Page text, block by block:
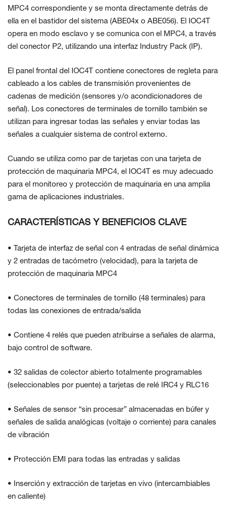
MPC4 correspondiente y se monta directamente detrás de
ella en el bastidor del sistema (ABE04x o ABE056). El IOC4T
opera en modo esclavo y se comunica con el MPC4, a través
del conector P2, utilizando una interfaz Industry Pack (IP).
El panel frontal del IOC4T contiene conectores de regleta para
cableado a los cables de transmisión provenientes de
cadenas de medición (sensores y/o acondicionadores de
señal). Los conectores de terminales de tornillo también se
utilizan para ingresar todas las señales y enviar todas las
señales a cualquier sistema de control externo.
Cuando se utiliza como par de tarjetas con una tarjeta de
protección de maquinaria MPC4, el IOC4T es muy adecuado
para el monitoreo y protección de maquinaria en una amplia
gama de aplicaciones industriales.
CARACTERÍSTICAS Y BENEFICIOS CLAVE
• Tarjeta de interfaz de señal con 4 entradas de señal dinámica
y 2 entradas de tacómetro (velocidad), para la tarjeta de
protección de maquinaria MPC4
• Conectores de terminales de tornillo (48 terminales) para
todas las conexiones de entrada/salida
• Contiene 4 relés que pueden atribuirse a señales de alarma,
bajo control de software.
• 32 salidas de colector abierto totalmente programables
(seleccionables por puente) a tarjetas de relé IRC4 y RLC16
• Señales de sensor “sin procesar” almacenadas en búfer y
señales de salida analógicas (voltaje o corriente) para canales
de vibración
• Protección EMI para todas las entradas y salidas
• Inserción y extracción de tarjetas en vivo (intercambiables
en caliente)